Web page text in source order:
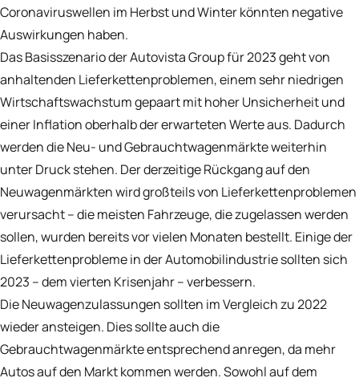
Coronaviruswellen im Herbst und Winter könnten negative
Auswirkungen haben.
Das Basisszenario der Autovista Group für 2023 geht von
anhaltenden Lieferkettenproblemen, einem sehr niedrigen
Wirtschaftswachstum gepaart mit hoher Unsicherheit und
einer Inflation oberhalb der erwarteten Werte aus. Dadurch
werden die Neu- und Gebrauchtwagenmärkte weiterhin
unter Druck stehen. Der derzeitige Rückgang auf den
Neuwagenmärkten wird großteils von Lieferkettenproblemen
verursacht – die meisten Fahrzeuge, die zugelassen werden
sollen, wurden bereits vor vielen Monaten bestellt. Einige der
Lieferkettenprobleme in der Automobilindustrie sollten sich
2023 – dem vierten Krisenjahr – verbessern.
Die Neuwagenzulassungen sollten im Vergleich zu 2022
wieder ansteigen. Dies sollte auch die
Gebrauchtwagenmärkte entsprechend anregen, da mehr
Autos auf den Markt kommen werden. Sowohl auf dem